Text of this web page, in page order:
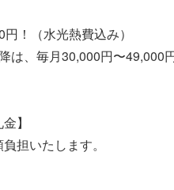
！（水光熱費込み）
は、毎月30,000円〜49,000
】
担いたします。